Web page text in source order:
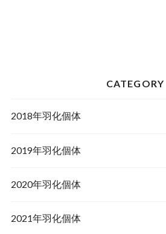
CATEGORY
2018年羽化個体
佐賀県神埼郡産オオクワガタ
2019年羽化個体
山梨県韮崎市産オオクワガタ
山梨県韮崎市韮崎町産オオクワガタ
2020年羽化個体
山梨県韮崎市穂坂町産
2021年羽化個体